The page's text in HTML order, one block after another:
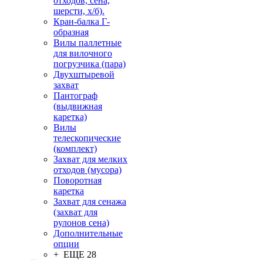
шерсти, х/б).
Кран-балка Г-
образная
Вилы паллетные
для вилочного
погрузчика (пара)
Двухштыревой
захват
Пантограф
(выдвижная
каретка)
Вилы
телескопические
(комплект)
Захват для мелких
отходов (мусора)
Поворотная
каретка
Захват для сенажа
(захват для
рулонов сена)
Дополнительные
опции
+ ЕЩЕ 28